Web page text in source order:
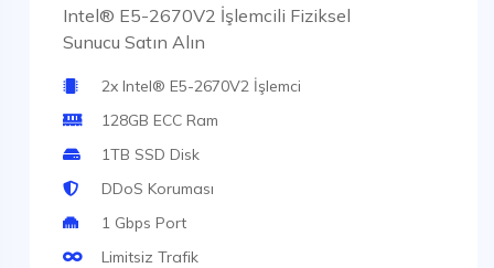
Intel® E5-2670V2 İşlemcili Fiziksel
Sunucu Satın Alın
2x Intel® E5-2670V2 İşlemci
128GB ECC Ram
1TB SSD Disk
DDoS Koruması
1 Gbps Port
Limitsiz Trafik